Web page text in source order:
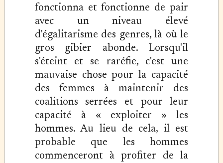
fonctionna et fonctionne de pair
avec un niveau élevé
d'égalitarisme des genres, là où le
gros gibier abonde. Lorsqu'il
s'éteint et se raréfie, c'est une
mauvaise chose pour la capacité
des femmes à maintenir des
coalitions serrées et pour leur
capacité à « exploiter » les
hommes. Au lieu de cela, il est
probable que les hommes
commenceront à profiter de la